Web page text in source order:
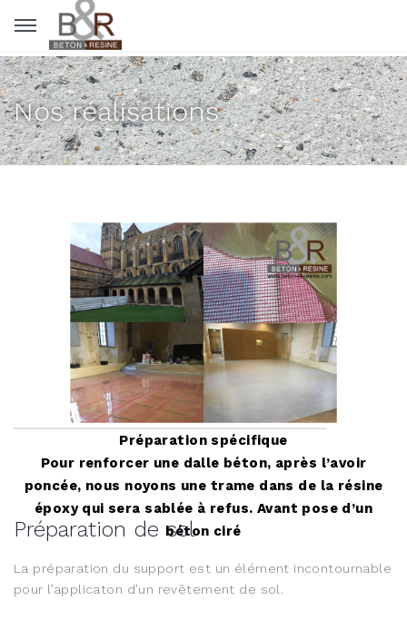
Panneau de gestion des cookies
Nos réalisations
Préparation spécifique
Pour renforcer une dalle béton, après l’avoir
poncée, nous noyons une trame dans de la résine
époxy qui sera sablée à refus. Avant pose d’un
béton ciré
Préparation de sol
La préparation du support est un élément incontournable
pour l’applicaton d’un revêtement de sol.